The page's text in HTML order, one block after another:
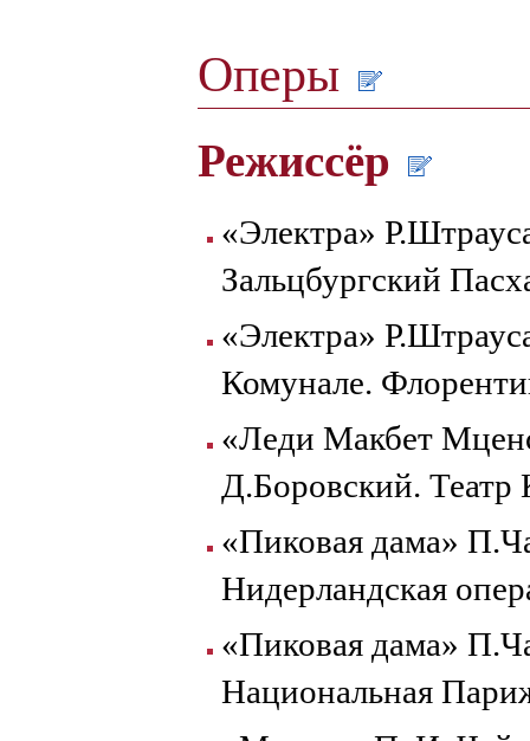
Оперы
Режиссёр
«Электра»
Зальцбургский
«Электра»
Комунале.
«Леди Макбет
Д.Боровский.
«Пиковая дама»
Нидерландская
«Пиковая дама»
Национальная